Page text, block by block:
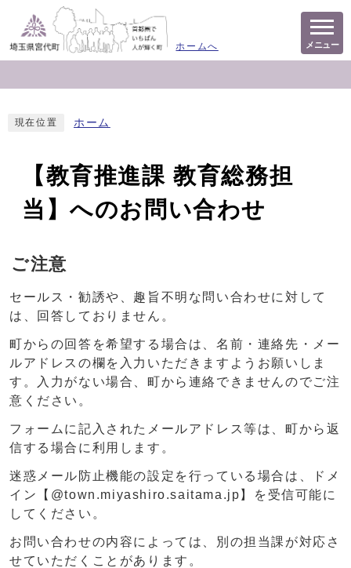
ホームへ メニュー
現在位置 ホーム
【教育推進課 教育総務担
当】へのお問い合わせ
ご注意
セールス・勧誘や、趣旨不明な問い合わせに対して
は、回答しておりません。
町からの回答を希望する場合は、名前・連絡先・メー
ルアドレスの欄を入力いただきますようお願いしま
す。入力がない場合、町から連絡できませんのでご注
意ください。
フォームに記入されたメールアドレス等は、町から返
信する場合に利用します。
迷惑メール防止機能の設定を行っている場合は、ドメ
イン【@town.miyashiro.saitama.jp】を受信可能に
してください。
お問い合わせの内容によっては、別の担当課が対応さ
せていただくことがあります。